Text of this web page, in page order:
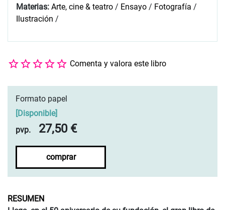
Materias: Arte, cine & teatro / Ensayo / Fotografía /
Ilustración /
Comenta y valora este libro
Formato papel
Disponible]
pvp.
27,50 €
comprar
RESUMEN